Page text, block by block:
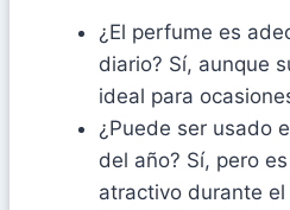
¿El perfume es
diario? Sí, aunque
ideal para
¿Puede ser usado
del año? Sí, pero
atractivo durante